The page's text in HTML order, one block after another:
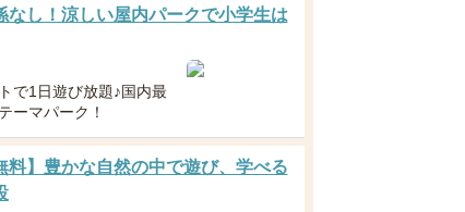
なし！涼しい屋内パークで小学生は
で1日遊び放題♪国内最
ーマパーク！
料】豊かな自然の中で遊び、学べる